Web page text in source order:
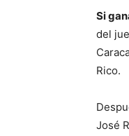
Si
del
Rico.
José